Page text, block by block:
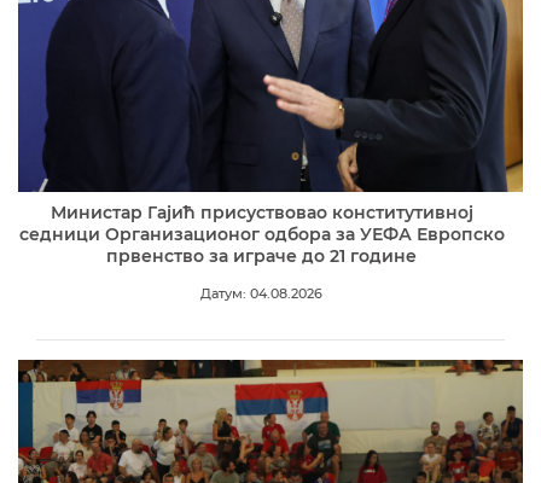
Министар Гајић присуствовао конститутивној
седници Организационог одбора за УЕФА Европско
првенство за играче до 21 године
Датум: 04.08.2026